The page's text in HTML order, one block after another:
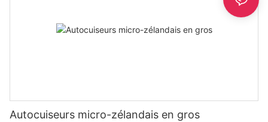
Autocuiseurs micro-zélandais en gros